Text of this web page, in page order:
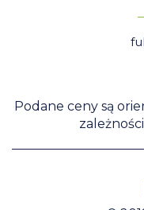
Podane ceny są